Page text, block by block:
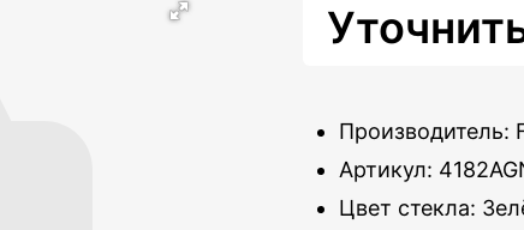
Производитель:
Артикул:
Цвет стекла: